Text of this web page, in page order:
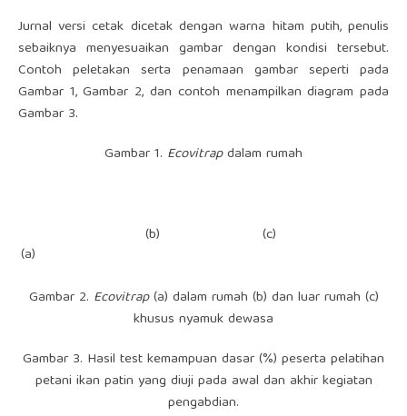
Jurnal versi cetak dicetak dengan warna hitam putih, penulis
sebaiknya menyesuaikan gambar dengan kondisi tersebut.
Contoh peletakan serta penamaan gambar seperti pada
Gambar 1, Gambar 2, dan contoh menampilkan diagram pada
Gambar 3.
Gambar 1. Ecovitrapdalam rumah
(a)
(b) (c)
Gambar 2. Ecovitrap(a) dalam rumah (b) dan luar rumah (c)
khusus nyamuk dewasa
Gambar 3. Hasil test kemampuan dasar (%) peserta pelatihan
petani ikan patin yang diuji pada awal dan akhir kegiatan
pengabdian.